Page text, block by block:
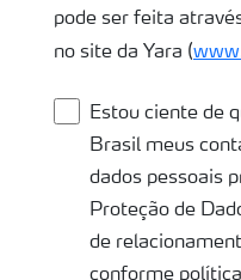
pode ser feita
no site da Yara (
Estou ciente de
Brasil meus
dados pessoais
Proteção de
de
conforme